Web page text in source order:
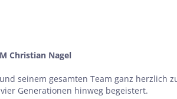
Christian Nagel
seinem gesamten Team ganz herzlich
Generationen hinweg begeistert.